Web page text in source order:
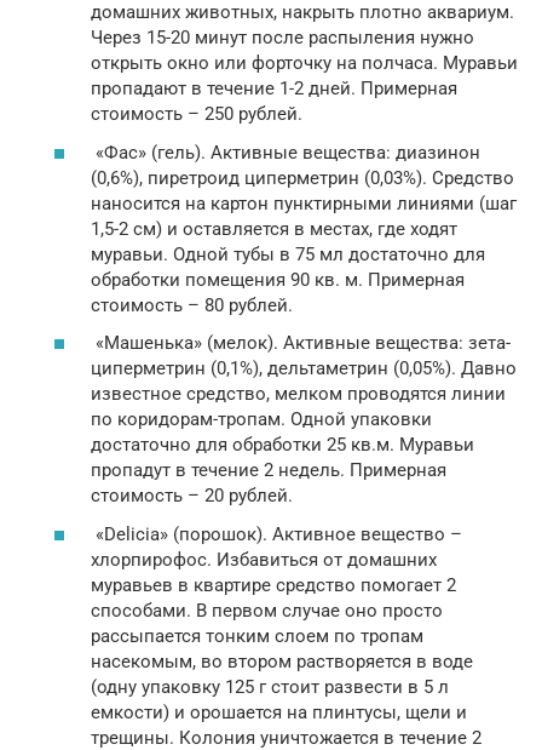
домашних животных, накрыть плотно аквариум.
Через 15-20 минут после распыления нужно
открыть окно или форточку на полчаса. Муравьи
пропадают в течение 1-2 дней. Примерная
стоимость – 250 рублей.
«Фас» (гель). Активные вещества: диазинон
(0,6%), пиретроид циперметрин (0,03%). Средство
наносится на картон пунктирными линиями (шаг
1,5-2 см) и оставляется в местах, где ходят
муравьи. Одной тубы в 75 мл достаточно для
обработки помещения 90 кв. м. Примерная
стоимость – 80 рублей.
«Машенька» (мелок). Активные вещества: зета-
циперметрин (0,1%), дельтаметрин (0,05%). Давно
известное средство, мелком проводятся линии
по коридорам-тропам. Одной упаковки
достаточно для обработки 25 кв.м. Муравьи
пропадут в течение 2 недель. Примерная
стоимость – 20 рублей.
«Delicia» (порошок). Активное вещество –
хлорпирофос. Избавиться от домашних
муравьев в квартире средство помогает 2
способами. В первом случае оно просто
рассыпается тонким слоем по тропам
насекомым, во втором растворяется в воде
(одну упаковку 125 г стоит развести в 5 л
емкости) и орошается на плинтусы, щели и
трещины. Колония уничтожается в течение 2